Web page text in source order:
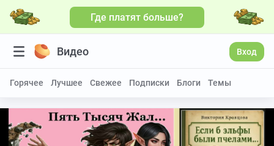
Где платят больше?
Видео Вход
Горячее Лучшее Свежее Подписки Блоги Темы